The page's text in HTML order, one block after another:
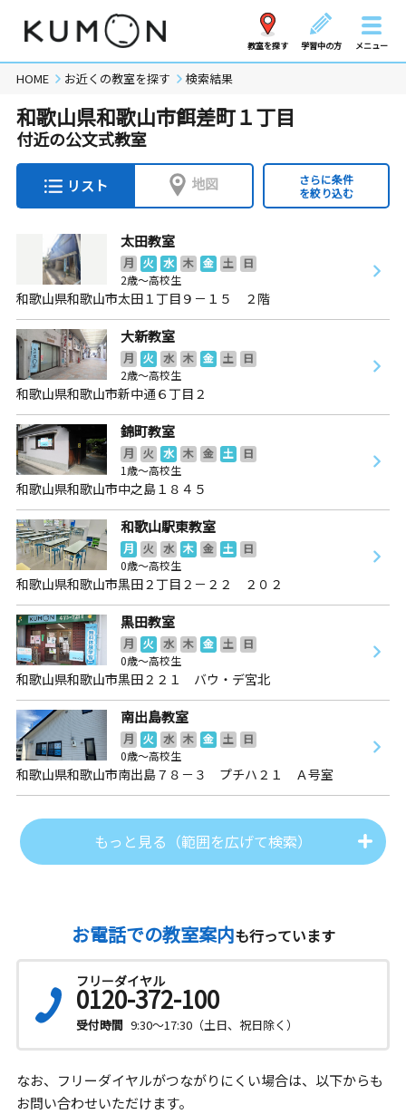
教室を探す 学習中の方 メニュー
HOME お近くの教室を探す 検索結果
和歌山県和歌山市餌差町１丁目
付近の公文式教室
リスト 地図
さらに条件
を絞り込む
太田教室
月 火 水 木 金 土
日
2歳～高校生
和歌山県和歌山市太田１丁目９－１５ ２階
大新教室
月 火 水 木 金 土
日
2歳～高校生
和歌山県和歌山市新中通６丁目２
錦町教室
月 火 水 木 金 土
日
1歳～高校生
和歌山県和歌山市中之島１８４５
和歌山駅東教室
月 火 水 木 金 土
日
0歳～高校生
和歌山県和歌山市黒田２丁目２－２２ ２０２
黒田教室
月 火 水 木 金 土
日
0歳～高校生
和歌山県和歌山市黒田２２１ バウ・デ宮北
南出島教室
月 火 水 木 金 土
日
0歳～高校生
和歌山県和歌山市南出島７８－３ プチハ２１ Ａ号室
もっと見る（範囲を広げて検索）
お電話での教室案内も行っています
フリーダイヤル
0120-372-100
受付時間 9:30～17:30（土日、祝日除く）
なお、フリーダイヤルがつながりにくい場合は、以下からも
お問い合わせいただけます。